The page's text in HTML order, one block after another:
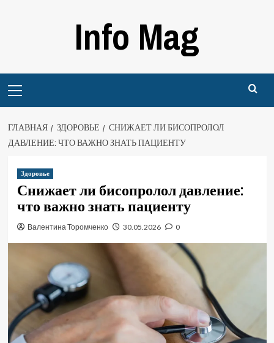
Info Mag
Menu
ГЛАВНАЯ ЗДОРОВЬЕ
СНИЖАЕТ ЛИ БИСОПРОЛОЛ
ДАВЛЕНИЕ: ЧТО ВАЖНО ЗНАТЬ ПАЦИЕНТУ
Здоровье
Снижает ли бисопролол давление:
что важно знать пациенту
Валентина Торомченко 30.05.2026 0